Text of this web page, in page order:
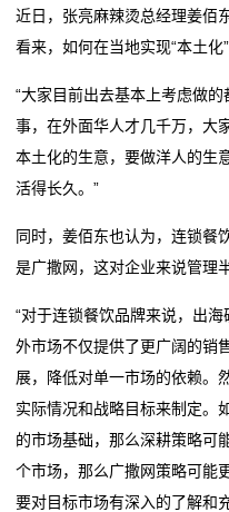
近日，张亮麻辣烫总经理姜佰
看来，如何在当地实现“本土化
“大家目前出去基本上考虑做
事，在外面华人才几千万，大
本土化的生意，要做洋人的生
活得长久。”
同时，姜佰东也认为，连锁餐
是广撒网，这对企业来说管理
“对于连锁餐饮品牌来说，出
外市场不仅提供了更广阔的销
展，降低对单一市场的依赖。
实际情况和战略目标来制定。
的市场基础，那么深耕策略可
个市场，那么广撒网策略可能
要对目标市场有深入的了解和